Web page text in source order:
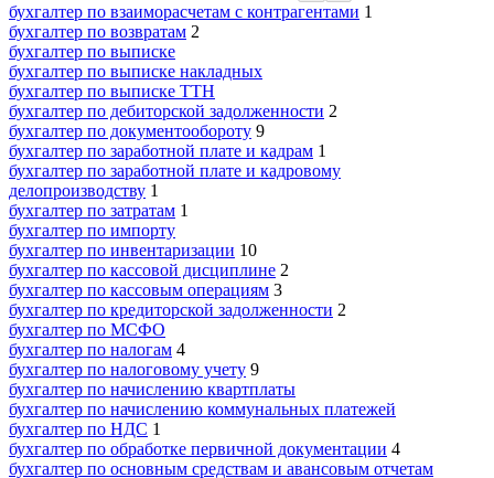
бухгалтер по взаиморасчетам с контрагентами 1
бухгалтер по возвратам 2
бухгалтер по выписке
бухгалтер по выписке накладных
бухгалтер по выписке ТТН
бухгалтер по дебиторской задолженности 2
бухгалтер по документообороту 9
бухгалтер по заработной плате и кадрам 1
бухгалтер по заработной плате и кадровому
делопроизводству 1
бухгалтер по затратам 1
бухгалтер по импорту
бухгалтер по инвентаризации 10
бухгалтер по кассовой дисциплине 2
бухгалтер по кассовым операциям 3
бухгалтер по кредиторской задолженности 2
бухгалтер по МСФО
бухгалтер по налогам 4
бухгалтер по налоговому учету 9
бухгалтер по начислению квартплаты
бухгалтер по начислению коммунальных платежей
бухгалтер по НДС 1
бухгалтер по обработке первичной документации 4
бухгалтер по основным средствам и авансовым отчетам